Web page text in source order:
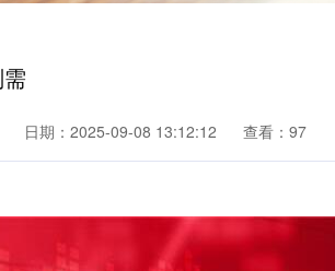
日期：2025-09-08 13:12:12 查看：97